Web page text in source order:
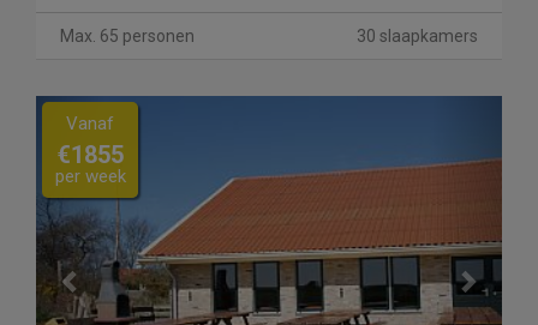
Max. 65 personen 30 slaapkamers
Previous
Vanaf
€1855
per week